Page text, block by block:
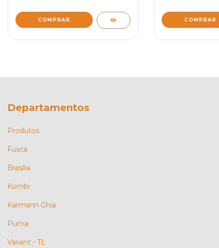
COMPRAR
Departamentos
Produtos
Fusca
Brasília
Kombi
Karmann Ghia
Puma
Variant - TL